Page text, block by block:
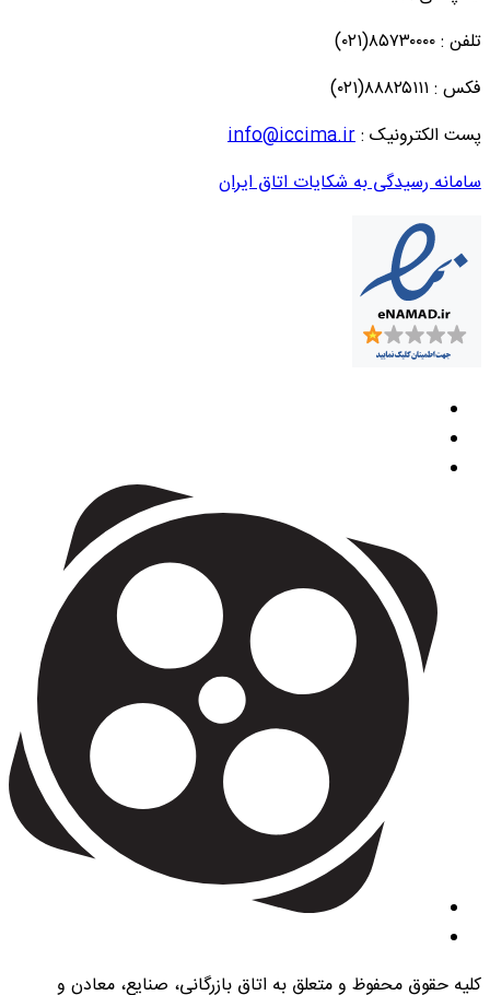
تلفن : ۸۵۷۳۰۰۰۰(۰۲۱)
فکس : ۸۸۸۲۵۱۱۱(۰۲۱)
پست الکترونیک :info@iccima.ir
سامانه رسیدگی به شکایات اتاق ایران
کلیه حقوق محفوظ و متعلق به اتاق بازرگانی، صنایع، معادن و